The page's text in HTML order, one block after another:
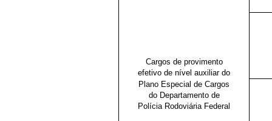
Cargos de provimento
efetivo de nível auxiliar do
Plano Especial de Cargos
do Departamento de
Polícia Rodoviária Federal